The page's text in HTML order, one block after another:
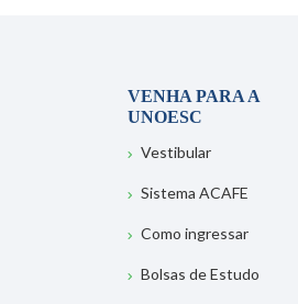
VENHA PARA A
UNOESC
Vestibular
Sistema ACAFE
Como ingressar
Bolsas de Estudo